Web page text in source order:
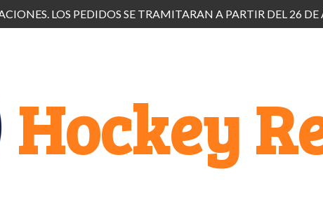
LOS PEDIDOS SE TRAMITARAN A PARTIR DEL 26
Hockey